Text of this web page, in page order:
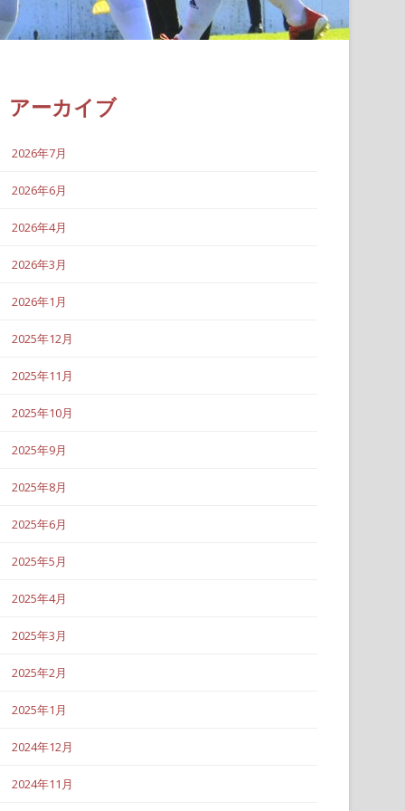
アーカイブ
2026年7月
2026年6月
2026年4月
2026年3月
2026年1月
2025年12月
2025年11月
2025年10月
2025年9月
2025年8月
2025年6月
2025年5月
2025年4月
2025年3月
2025年2月
2025年1月
2024年12月
2024年11月